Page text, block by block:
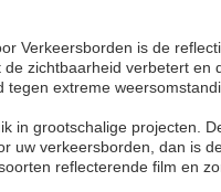
Verkeersborden is de
zichtbaarheid verbetert en
extreme
grootschalige projecten.
verkeersborden, dan is
reflecterende film en